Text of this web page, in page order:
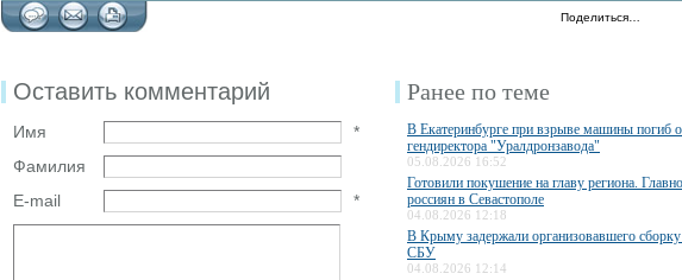
Поделиться…
Оставить комментарий
Имя
*
Фамилия
E-mail
*
Ранее по теме
В Екатеринбурге при взрыве машины погиб
гендиректора "Уралдронзавода"
05.08.2026 16:52
Готовили покушение на главу региона.
россиян в Севастополе
04.08.2026 12:18
В Крыму задержали организовавшего
СБУ
04.08.2026 12:14